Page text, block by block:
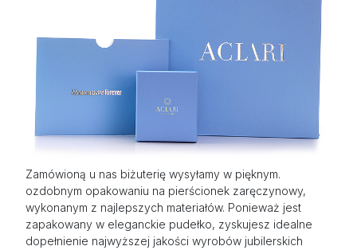
Zamówioną u nas biżuterię wysyłamy w pięknym.
ozdobnym opakowaniu na pierścionek zaręczynowy,
wykonanym z najlepszych materiałów. Ponieważ jest
zapakowany w eleganckie pudełko, zyskujesz idealne
dopełnienie najwyższej jakości wyrobów jubilerskich